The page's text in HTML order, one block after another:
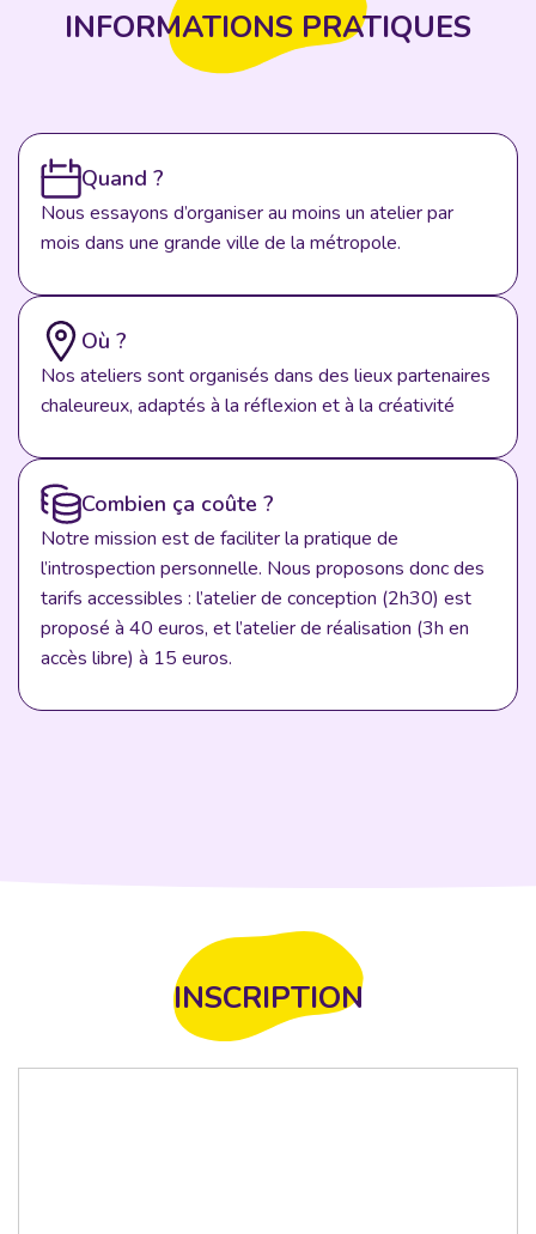
INFORMATIONS PRATIQUES
Quand ?
Nous essayons d’organiser au moins un atelier par
mois dans une grande ville de la métropole.
Où ?
Nos ateliers sont organisés dans des lieux partenaires
chaleureux, adaptés à la réflexion et à la créativité
Combien ça coûte ?
Notre mission est de faciliter la pratique de
l’introspection personnelle. Nous proposons donc des
tarifs accessibles : l’atelier de conception (2h30) est
proposé à 40 euros, et l’atelier de réalisation (3h en
accès libre) à 15 euros.
INSCRIPTION